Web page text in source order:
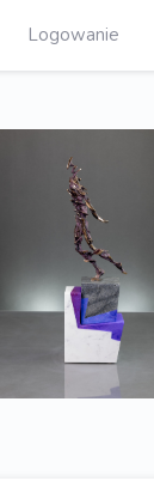
Logowanie